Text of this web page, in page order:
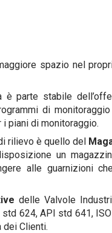
spazio nel
parte stabile
di
piani di monitoraggio.
rilievo è quello del
un
alle guarnizioni
delle Valvole
624, API std 641,
Clienti.